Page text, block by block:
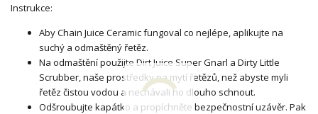
Instrukce:
Aby Chain Juice Ceramic fungoval co nejlépe, aplikujte na
suchý a odmaštěný řetěz.
Na odmaštění použijte Dirt Juice Super Gnarl a Dirty Little
Scrubber, naše prostředky na mytí řetězů, než abyste myli
řetěz čistou vodou a nechávali ho dlouho schnout.
Odšroubujte kapátko a propíchněte bezpečnostní uzávěr. Pak